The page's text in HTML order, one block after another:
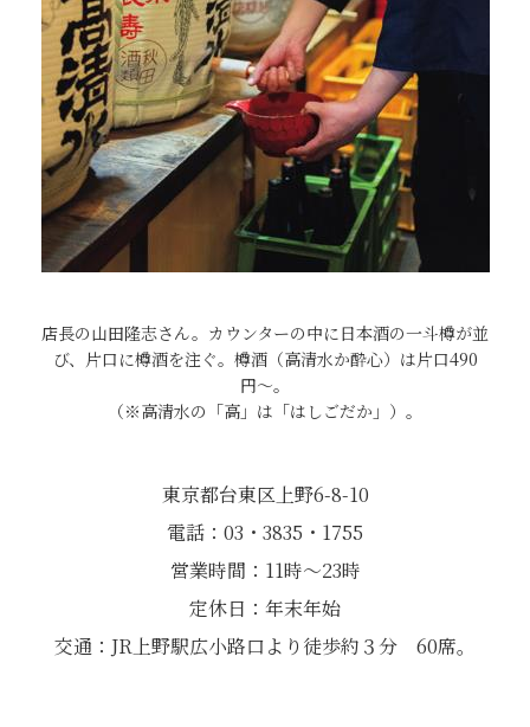
店長の山田隆志さん。カウンターの中に日本酒の一斗樽が並
び、片口に樽酒を注ぐ。樽酒（高清水か酔心）は片口490
円〜。
（※高清水の「高」は「はしごだか」）。
東京都台東区上野6-8-10
電話：03・3835・1755
営業時間：11時～23時
定休日：年末年始
交通：JR上野駅広小路口より徒歩約３分 60席。